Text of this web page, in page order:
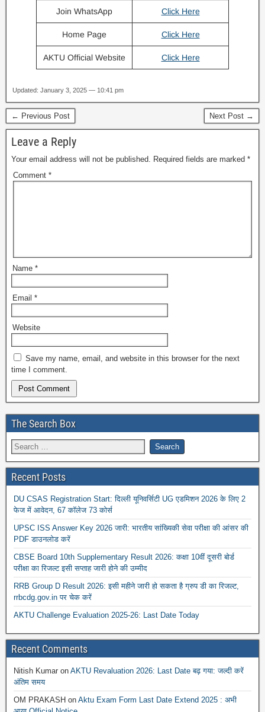
Join WhatsApp Click Here
Home Page Click Here
AKTU Official Website Click Here
Updated: January 3, 2025 — 10:41 pm
← Previous Post Next Post →
Leave a Reply
Your email address will not be published. Required fields are marked *
Comment *
Name *
Email *
Website
Save my name, email, and website in this browser for the next
time I comment.
The Search Box
Recent Posts
DU CSAS Registration Start: दिल्ली यूनिवर्सिटी UG एडमिशन 2026 के लिए 2
फेज में आवेदन, 67 कॉलेज 73 कोर्स
UPSC ISS Answer Key 2026 जारी: भारतीय सांख्यिकी सेवा परीक्षा की आंसर की
PDF डाउनलोड करें
CBSE Board 10th Supplementary Result 2026: कक्षा 10वीं दूसरी बोर्ड
परीक्षा का रिजल्ट इसी सप्ताह जारी होने की उम्मीद
RRB Group D Result 2026: इसी महीने जारी हो सकता है ग्रुप डी का रिजल्ट,
rrbcdg.gov.in पर चेक करें
AKTU Challenge Evaluation 2025-26: Last Date Today
Recent Comments
Nitish Kumar on AKTU Revaluation 2026: Last Date बढ़ गया: जल्दी करें
अंतिम समय
OM PRAKASH on Aktu Exam Form Last Date Extend 2025 : अभी